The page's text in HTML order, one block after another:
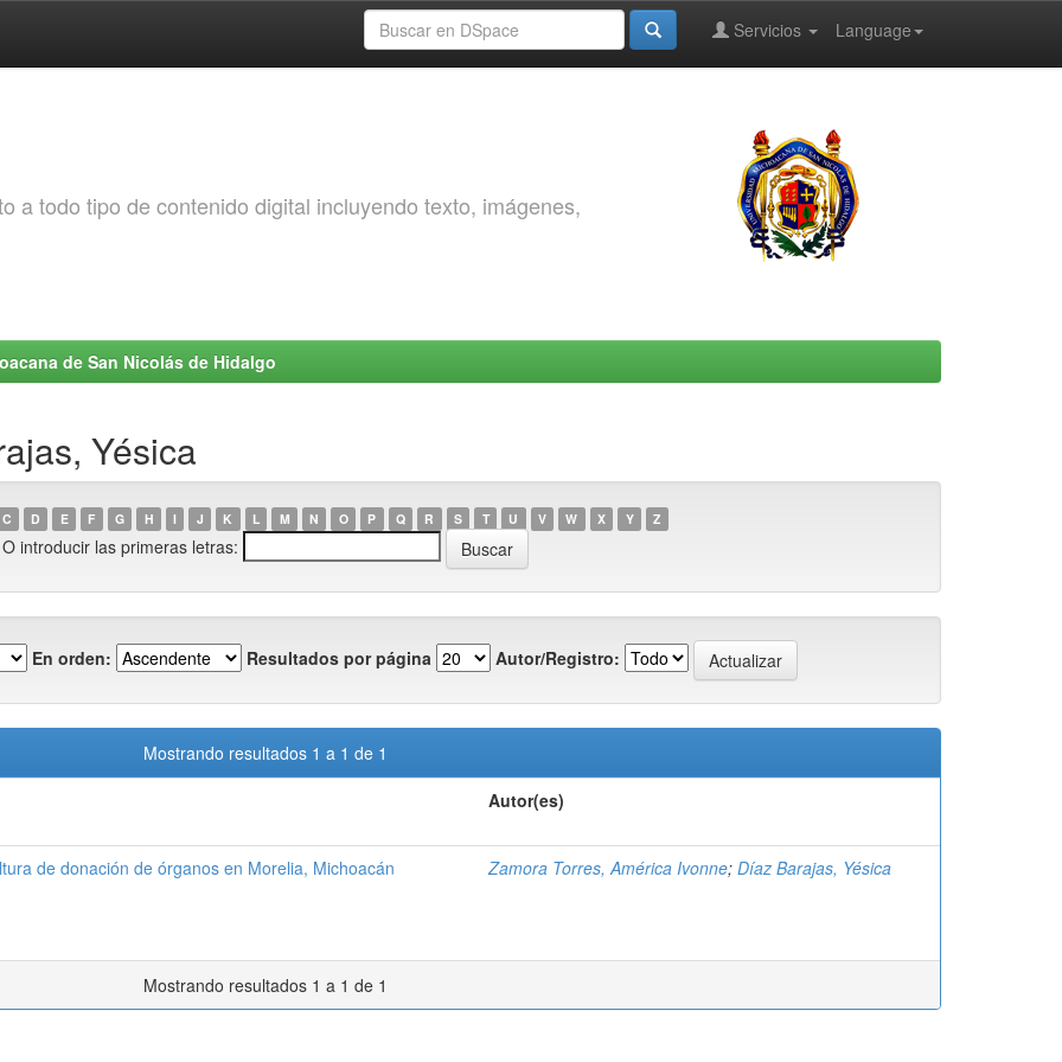
Language
Servicios
a todo tipo de contenido digital incluyendo texto, imágenes,
de San Nicolás de Hidalgo
Yésica
C D E F G H I J K L M N O P Q R S T U V W X Y Z
O introducir las primeras letras:
En orden: Resultados por página Autor/Registro:
Mostrando resultados 1 a 1 de 1
Autor(es)
de donación de órganos en Morelia, Michoacán Zamora Torres, América Ivonne; Díaz Barajas, Yésica
Mostrando resultados 1 a 1 de 1